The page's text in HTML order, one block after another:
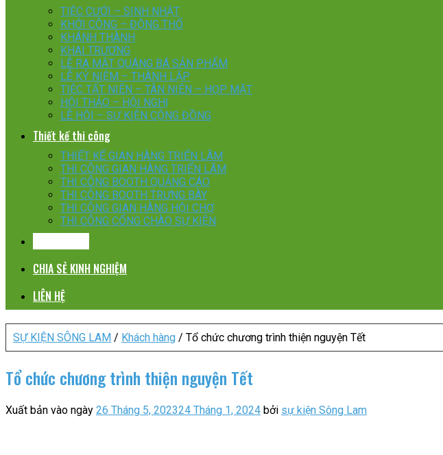
TIỆC CƯỚI – SINH NHẬT
KHỞI CÔNG – ĐỘNG THỔ
KHÁNH THÀNH
KHAI TRƯƠNG
LỄ RA MẮT QUÁNG BÁ SẢN PHẨM
LỄ KỶ NIỆM – THÀNH LẬP
TIỆC TẤT NIÊN – TÂN NIÊN – HỌP MẶT
HỘI THẢO – HỘI NGHỊ
LỄ HỘI – SỰ KIỆN CỘNG ĐỒNG
Thiết kế thi công
THIẾT KẾ GIAN HÀNG TRIỂN LÃM
THI CÔNG GIAN HÀNG TRIỂN LÃM
THI CÔNG BOOTH QUẢNG CÁO
THI CÔNG BOOTH TRƯNG BÀY
THI CÔNG GIAN HÀNG HỘI CHỢ
THI CÔNG CỔNG CHÀO SỰ KIỆN
CHIA SẺ KINH NGHIỆM
LIÊN HỆ
SỰ KIỆN SÔNG LAM / Khách hàng / Tổ chức chương trình thiện nguyện Tết
Tổ chức chương trình thiện nguyện Tết
Xuất bản vào ngày 26 Tháng 5, 202324 Tháng 1, 2024 bởi sự kiện Sông Lam